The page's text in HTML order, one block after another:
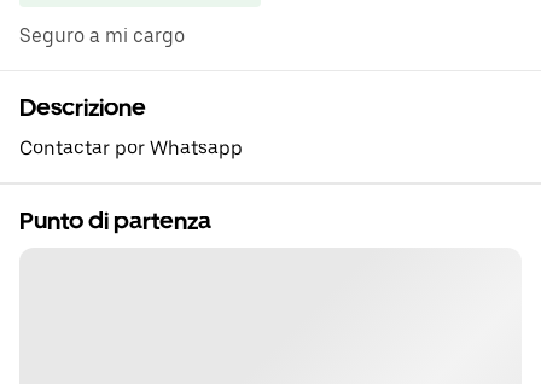
Seguro a mi cargo
Descrizione
Contactar por Whatsapp
Punto di partenza